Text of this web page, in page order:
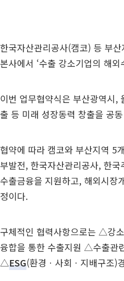
한국자산관리공사(캠코) 등 부
본사에서 ‘수출 강소기업의 해
이번 업무협약식은 부산광역시,
출 등 미래 성장동력 창출을 공
협약에 따라 캠코와 부산지역 5
부발전, 한국자산관리공사, 한
수출금융을 지원하고, 해외시장
정이다.
구체적인 협력사항으로는 △강
융합을 통한 수출지원 △수출관
△ESG(환경ㆍ사회ㆍ지배구조)